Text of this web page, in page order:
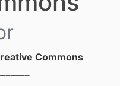
Commons